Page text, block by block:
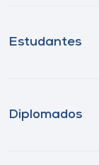
Estudantes
Diplomados